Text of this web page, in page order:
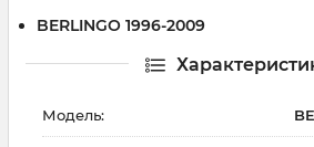
BERLINGO 1996-2009
Модель: